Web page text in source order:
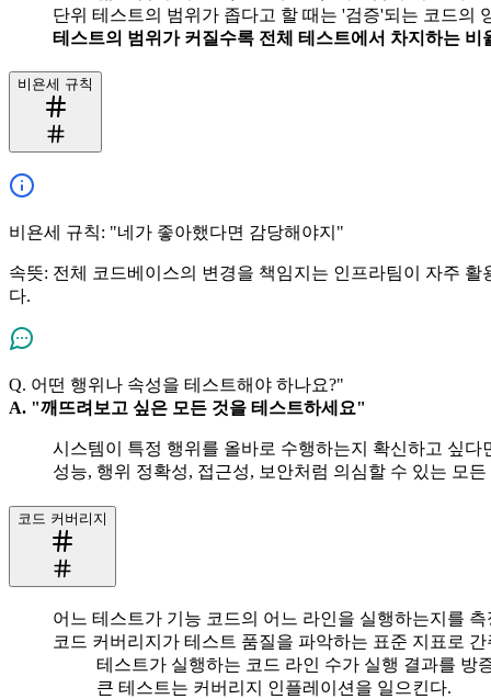
단위 테스트의 범위가 좁다고 할 때는 '검증'되는 코드의
테스트의 범위가 커질수록 전체 테스트에서 차지하는
비욘세 규칙
비욘세 규칙: "네가 좋아했다면 감당해야지"
속뜻: 전체 코드베이스의 변경을 책임지는 인프라팀이 자주
다.
Q. 어떤 행위나 속성을 테스트해야 하나요?"
A. "깨뜨려보고 싶은 모든 것을 테스트하세요"
시스템이 특정 행위를 올바로 수행하는지 확신하고 싶
성능, 행위 정확성, 접근성, 보안처럼 의심할 수 있는 모
코드 커버리지
어느 테스트가 기능 코드의 어느 라인을 실행하는지를
코드 커버리지가 테스트 품질을 파악하는 표준 지표로
테스트가 실행하는 코드 라인 수가 실행 결과를 방
큰 테스트는 커버리지 인플레이션을 일으킨다.